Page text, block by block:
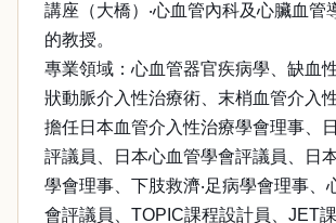
講座（大橋）‧心血管內科及心臟血管
的教授。
專業領域：心血管器官疾病學、缺血
狀動脈介入性治療術、末梢血管介入
擔任日本血管介入性治療學會理事、
評議員、日本心血管學會評議員、日
學會理事、下肢救濟‧足病學會理事、
會評議員、TOPIC課程設計員、JET